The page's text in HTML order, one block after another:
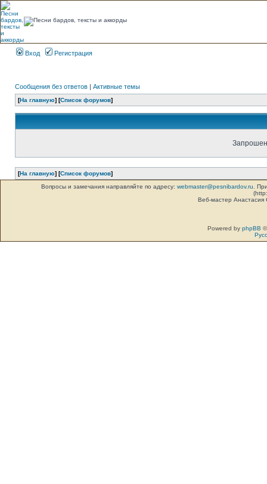
Вход Регистрация
Сообщения без ответов | Активные темы
[На главную] [Список форумов]
[На главную] [Список форумов]
Вопросы и замечания направляйте по адресу: webmaster@pesnibardov.ru .
Веб-мастер
Powered by phpBB